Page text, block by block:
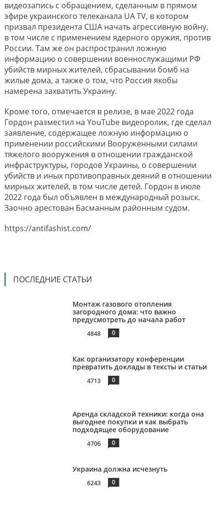
видеозапись с обращением, сделанным в прямом
эфире украинского телеканала UA TV, в котором
призвал президента США начать агрессивную войну,
в том числе с применением ядерного оружия, против
России. Там же он распространил ложную
информацию о совершении военнослужащими РФ
убийств мирных жителей, сбрасывании бомб на
жилые дома, а также о том, что Россия якобы
намерена захватить Украину.
Кроме того, отмечается в релизе, в мае 2022 года
Гордон разместил на YouTube видеоролик, где сделал
заявление, содержащее ложную информацию о
применении российскими Вооруженными силами
тяжелого вооружения в отношении гражданской
инфраструктуры, городов Украины, о совершении
убийств и иных противоправных деяний в отношении
мирных жителей, в том числе детей. Гордон в июле
2022 года был объявлен в международный розыск.
Заочно арестован Басманным районным судом.
https://antifashist.com/
ПОСЛЕДНИЕ СТАТЬИ
Монтаж газового отопления
загородного дома: что важно
предусмотреть до начала работ
4848 0
Как организатору конференции
превратить доклады в тексты и статьи
4713 0
Аренда складской техники: когда она
выгоднее покупки и как выбрать
подходящее оборудование
4706 0
Украина должна исчезнуть
6243 0